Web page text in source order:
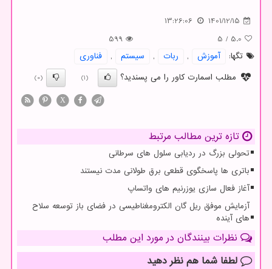
1401/12/15
13:26:06
5.0
/
5
599
تگها:
آموزش , ربات , سیستم ,
فناوری
مطلب اسمارت کاور را می پسندید؟
(1)
(0)
X
تازه ترین مطالب مرتبط
تحولی بزرگ در ردیابی سلول های سرطانی
باتری ها پاسخگوی قطعی برق طولانی مدت نیستند
آغاز فعال سازی یوزرنیم های واتساپ
آزمایش موفق ریل گان الکترومغناطیسی در فضای باز توسعه سلاح
های آینده
نظرات بینندگان در مورد این مطلب
لطفا شما هم نظر دهید